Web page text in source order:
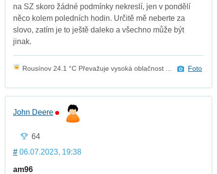
na SZ skoro žádné podmínky nekreslí, jen v pondělí
něco kolem poledních hodin. Určitě mě neberte za
slovo, zatím je to ještě daleko a všechno může být
jinak.
Rousínov 24.1 °C Převažuje vysoká oblačnost ... Foto
John Deere
64
# 06.07.2023, 19:38
am96